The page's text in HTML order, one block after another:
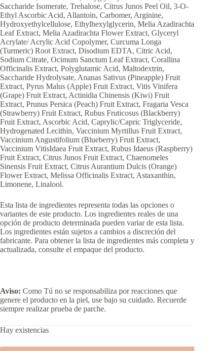
Saccharide Isomerate, Trehalose, Citrus Junos Peel Oil, 3-O-
Ethyl Ascorbic Acid, Allantoin, Carbomer, Arginine,
Hydroxyethylcellulose, Ethylhexylglycerin, Melia Azadirachta
Leaf Extract, Melia Azadirachta Flower Extract, Glyceryl
Acrylate/ Acrylic Acid Copolymer, Curcuma Longa
(Turmeric) Root Extract, Disodium EDTA, Citric Acid,
Sodium Citrate, Ocimum Sanctum Leaf Extract, Corallina
Officinalis Extract, Polyglutamic Acid, Maltodextrin,
Saccharide Hydrolysate, Ananas Sativus (Pineapple) Fruit
Extract, Pyrus Malus (Apple) Fruit Extract, Vitis Vinifera
(Grape) Fruit Extract, Actinidia Chinensis (Kiwi) Fruit
Extract, Prunus Persica (Peach) Fruit Extract, Fragaria Vesca
(Strawberry) Fruit Extract, Rubus Fruticosus (Blackberry)
Fruit Extract, Ascorbic Acid, Caprylic/Capric Triglyceride,
Hydrogenated Lecithin, Vaccinium Myrtillus Fruit Extract,
Vaccinium Angustifolium (Blueberry) Fruit Extract,
Vaccinium VitisIdaea Fruit Extract, Rubus Idaeus (Raspberry)
Fruit Extract, Citrus Junos Fruit Extract, Chaenomeles
Sinensis Fruit Extract, Citrus Aurantium Dulcis (Orange)
Flower Extract, Melissa Officinalis Extract, Astaxanthin,
Limonene, Linalool.
Esta lista de ingredientes representa todas las opciones o
variantes de este producto. Los ingredientes reales de una
opción de producto determinada pueden variar de esta lista.
Los ingredientes están sujetos a cambios a discreción del
fabricante. Para obtener la lista de ingredientes más completa y
actualizada, consulte el empaque del producto.
Aviso: Como Tú no se responsabiliza por reacciones que
genere el producto en la piel, use bajo su cuidado. Recuerde
siempre realizar prueba de parche.
Hay existencias